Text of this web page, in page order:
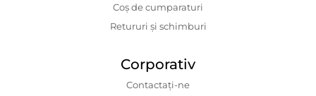
Coș de cumparaturi
Retururi și schimburi
Corporativ
Contactaţi-ne